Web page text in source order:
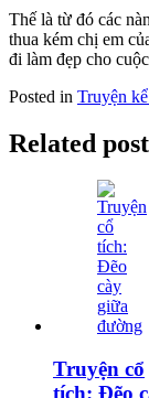
Thế là từ đó các
thua kém chị em
đi làm đẹp cho
Posted in Truyện
Related
Truyện cổ
tích: Đẽo